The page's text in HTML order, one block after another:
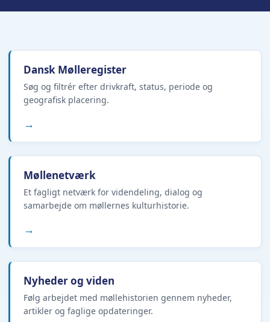
Dansk Mølleregister
Søg og filtrér efter drivkraft, status, periode og
geografisk placering.
→
Møllenetværk
Et fagligt netværk for videndeling, dialog og
samarbejde om møllernes kulturhistorie.
→
Nyheder og viden
Følg arbejdet med møllehistorien gennem nyheder,
artikler og faglige opdateringer.